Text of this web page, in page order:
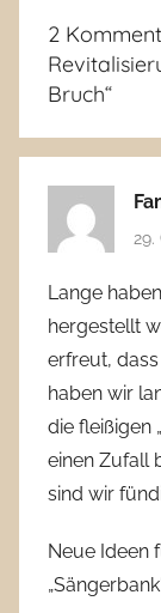
2
Bruch“
29.
Lange
hergestellt
erfreut,
haben wir
die fleißigen
einen Zufall
sind wir
Neue Ideen